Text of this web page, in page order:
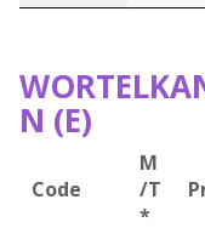
N (E)
Code
M
/T
*